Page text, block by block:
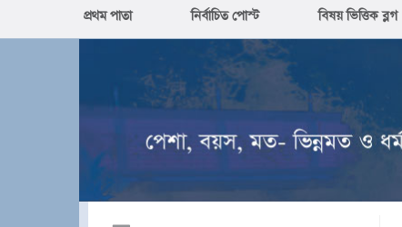
প্রথম পাতা নির্বাচিত পোস্ট বিষয় ভিত্তিক ব্লগ